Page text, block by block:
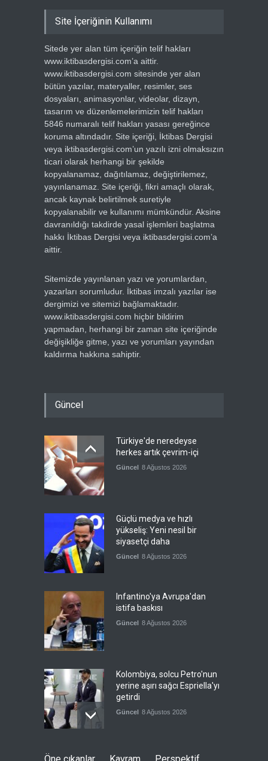
Site İçeriğinin Kullanımı
Sitede yer alan tüm içeriğin telif hakları
www.iktibasdergisi.com’a aittir.
www.iktibasdergisi.com sitesinde yer alan
bütün yazılar, materyaller, resimler, ses
dosyaları, animasyonlar, videolar, dizayn,
tasarım ve düzenlemelerimizin telif hakları
5846 numaralı telif hakları yasası gereğince
koruma altındadır. Site içeriği, İktibas Dergisi
veya iktibasdergisi.com’un yazılı izni olmaksızın
ticari olarak herhangi bir şekilde
kopyalanamaz, dağıtılamaz, değiştirilemez,
yayınlanamaz. Site içeriği, fikri amaçlı olarak,
ancak kaynak belirtilmek suretiyle
kopyalanabilir ve kullanımı mümkündür. Aksine
davranıldığı takdirde yasal işlemleri başlatma
hakkı İktibas Dergisi veya iktibasdergisi.com’a
aittir.
Sitemizde yayınlanan yazı ve yorumlardan,
yazarları sorumludur. İktibas imzalı yazılar ise
dergimizi ve sitemizi bağlamaktadır.
www.iktibasdergisi.com hiçbir bildirim
yapmadan, herhangi bir zaman site içeriğinde
değişikliğe gitme, yazı ve yorumları yayından
kaldırma hakkına sahiptir.
Güncel
Türkiye'de neredeyse
herkes artık çevrim-içi
Güncel 8 Ağustos 2026
Güçlü medya ve hızlı
yükseliş: Yeni nesil bir
siyasetçi daha
Güncel 8 Ağustos 2026
Infantino'ya Avrupa'dan
istifa baskısı
Güncel 8 Ağustos 2026
Kolombiya, solcu Petro'nun
yerine aşırı sağcı Espriella'yı
getirdi
Güncel 8 Ağustos 2026
İslam İşbirliği Teşkilatı,